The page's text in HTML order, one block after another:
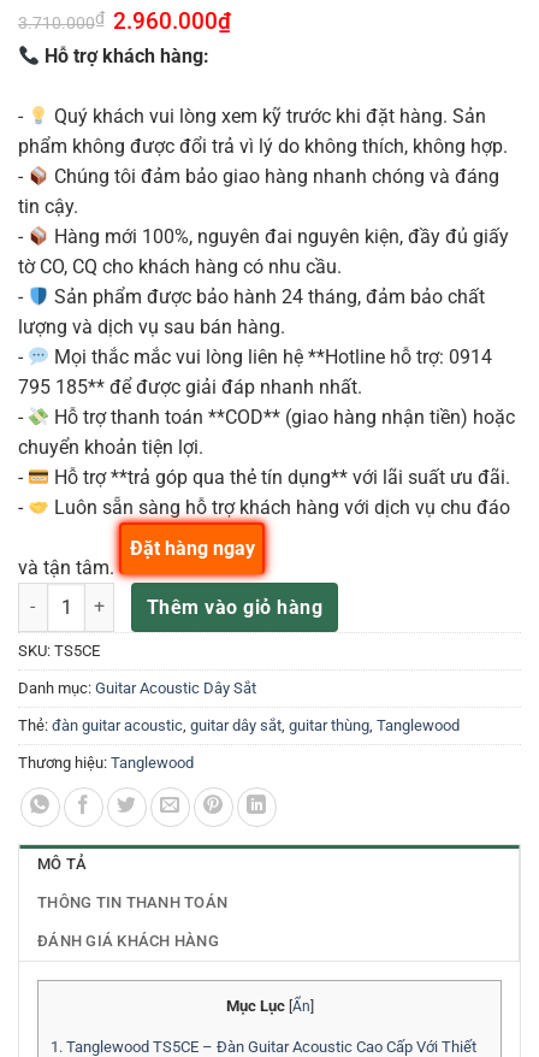
3.710.000₫ Giá
gốc
là:
3.710.000₫.
2.960.000₫Giá
Hỗ trợ khách hàng:
-
Quý khách vui lòng xem kỹ trước khi đặt hàng. Sản
phẩm không được đổi trả vì lý do không thích, không hợp.
-
Chúng tôi đảm bảo giao hàng nhanh chóng và đáng
tin cậy.
-
Hàng mới 100%, nguyên đai nguyên kiện, đầy đủ giấy
tờ CO, CQ cho khách hàng có nhu cầu.
-
Sản phẩm được bảo hành 24 tháng, đảm bảo chất
lượng và dịch vụ sau bán hàng.
-
Mọi thắc mắc vui lòng liên hệ **Hotline hỗ trợ: 0914
795 185** để được giải đáp nhanh nhất.
-
Hỗ trợ thanh toán **COD** (giao hàng nhận tiền) hoặc
chuyển khoản tiện lợi.
-
Hỗ trợ **trả góp qua thẻ tín dụng** với lãi suất ưu đãi.
-
Luôn sẵn sàng hỗ trợ khách hàng với dịch vụ chu đáo
và tận tâm.
TANGLEWOOD ĐÀN GUITAR ACOUSTIC TS5CE số lượng
Thêm vào giỏ hàng
Đặt hàng ngay
SKU: TS5CE
Danh mục: Guitar Acoustic Dây Sắt
Thẻ: đàn guitar acoustic, guitar dây sắt, guitar thùng, Tanglewood
Thương hiệu: Tanglewood
MÔ TẢ
THÔNG TIN THANH TOÁN
ĐÁNH GIÁ KHÁCH HÀNG
Mục Lục [Ẩn]
1. Tanglewood TS5CE – Đàn Guitar Acoustic Cao Cấp Với Thiết